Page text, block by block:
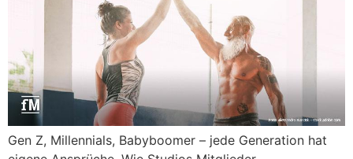
Gen Z, Millennials, Babyboomer – jede Generation hat